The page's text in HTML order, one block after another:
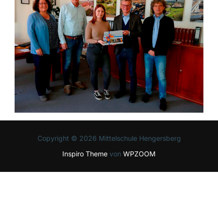
Copyright © 2026 Mittelschule Hengersberg
Inspiro Theme von WPZOOM